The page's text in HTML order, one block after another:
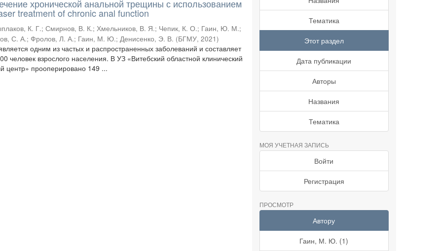
хронической анальной трещины с использованием
treatment of chronic anal function
К. Г.;Смирнов, В. К.;Хмельников, В. Я.; Чепик, К. О.; Гаин, Ю. М.;
С. А.; Фролов, Л. А.; Гаин, М. Ю.;Денисенко, Э. В. (БГМУ,2021)
одним из частых и распространенных заболеваний и составляет
человек взрослого населения. В УЗ «Витебский областной клинический
центр» прооперировано 149 ...
Тематика
Этот раздел
Дата публикации
Авторы
Названия
Тематика
МОЯ УЧЕТНАЯ ЗАПИСЬ
Войти
Регистрация
ПРОСМОТР
Автору
Гаин, М. Ю. (1)